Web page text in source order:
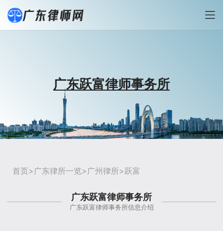
广东跃富律师事务所
首页> 广东律所一览> 广州律所>跃富
广东跃富律师事务所
广东跃富律师事务所信息介绍